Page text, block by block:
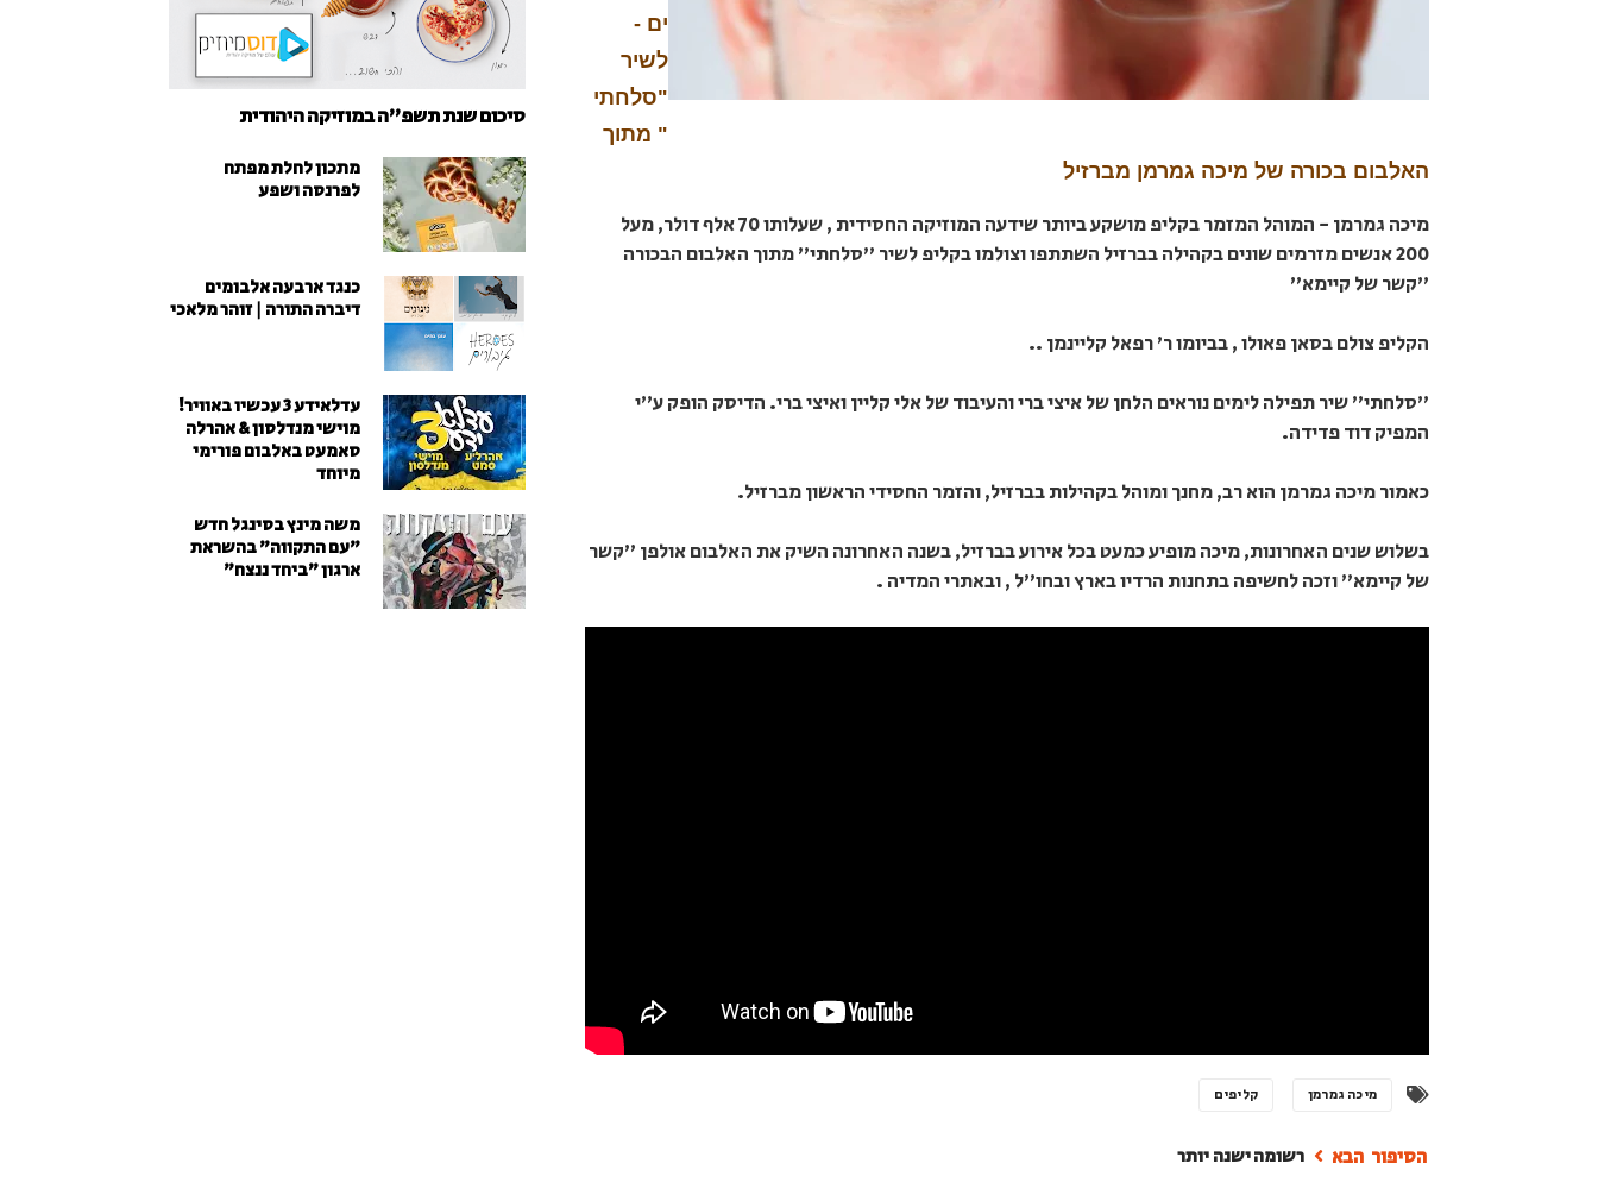
ים -
לשיר
"סלחתי
" מתוך
האלבום בכורה של מיכה גמרמן מברזיל
מיכה גמרמן - המוהל המזמר בקליפ מושקע ביותר שידעה המוזיקה החסידית , שעלותו 70 אלף דולר, מעל
200 אנשים מזרמים שונים בקהילה בברזיל השתתפו וצולמו בקליפ לשיר "סלחתי" מתוך האלבום הבכורה
"קשר של קיימא"
הקליפ צולם בסאן פאולו , בביומו ר' רפאל קליינמן ..
"סלחתי" שיר תפילה לימים נוראים הלחן של איצי ברי והעיבוד של אלי קליין ואיצי ברי. הדיסק הופק ע"י
המפיק דוד פדידה.
כאמור מיכה גמרמן הוא רב, מחנך ומוהל בקהילות בברזיל, והזמר החסידי הראשון מברזיל.
בשלוש שנים האחרונות, מיכה מופיע כמעט בכל אירוע בברזיל, בשנה האחרונה השיק את האלבום אולפן "קשר
של קיימא" וזכה לחשיפה בתחנות הרדיו בארץ ובחו"ל , ובאתרי המדיה .
מיכה גמרמן קליפים
רשומה ישנה יותר
סיכום שנת תשפ"ה במוזיקה היהודית
מתכון לחלת מפתח
לפרנסה ושפע
כנגד ארבעה אלבומים
דיברה התורה | זוהר מלאכי
עדלאידע 3 עכשיו באוויר!
מוישי מנדלסון & אהרלה
סאמעט באלבום פורימי
מיוחד
משה מינץ בסינגל חדש
״עם התקווה״ בהשראת
ארגון "ביחד ננצח"